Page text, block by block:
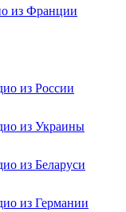
из Франции
из России
из Украины
из Беларуси
из Германии